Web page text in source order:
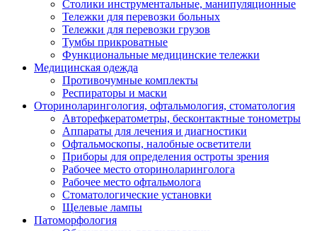
Столики инструментальные, манипуляционные
Тележки для перевозки больных
Тележки для перевозки грузов
Тумбы прикроватные
Функциональные медицинские тележки
Медицинская одежда
Противочумные комплекты
Респираторы и маски
Оториноларингология, офтальмология, стоматология
Авторефкератометры, бесконтактные тонометры
Аппараты для лечения и диагностики
Офтальмоскопы, налобные осветители
Приборы для определения остроты зрения
Рабочее место оториноларинголога
Рабочее место офтальмолога
Стоматологические установки
Щелевые лампы
Патоморфология